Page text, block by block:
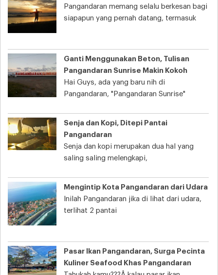
Pangandaran memang selalu berkesan bagi
siapapun yang pernah datang, termasuk
Ganti Menggunakan Beton, Tulisan
Pangandaran Sunrise Makin Kokoh
Hai Guys, ada yang baru nih di
Pangandaran, "Pangandaran Sunrise"
Senja dan Kopi, Ditepi Pantai
Pangandaran
Senja dan kopi merupakan dua hal yang
saling saling melengkapi,
Mengintip Kota Pangandaran dari Udara
Inilah Pangandaran jika di lihat dari udara,
terlihat 2 pantai
Pasar Ikan Pangandaran, Surga Pecinta
Kuliner Seafood Khas Pangandaran